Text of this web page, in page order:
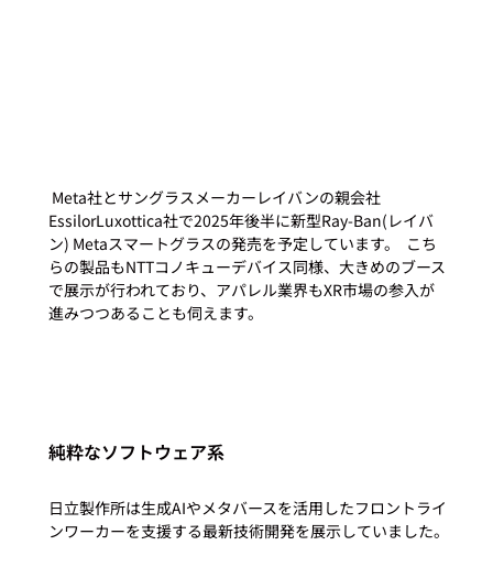
EssilorLuxottica社で2025年後半に新型Ray-Ban(レイバ
ン) Metaスマートグラスの発売を予定しています。  こち
らの製品もNTTコノキューデバイス同様、大きめのブース
で展示が行われており、アパレル業界もXR市場の参入が
進みつつあることも伺えます。
純粋なソフトウェア系
日立製作所は生成AIやメタバースを活用したフロントライ